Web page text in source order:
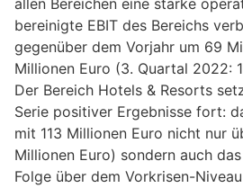
allen Bereichen eine starke
bereinigte EBIT des Bereichs
gegenüber dem Vorjahr um 69
Millionen Euro (3. Quartal 2022:
Der Bereich Hotels & Resorts
Serie positiver Ergebnisse fort:
mit 113 Millionen Euro nicht nur
Millionen Euro) sondern auch
Folge über dem Vorkrisen-